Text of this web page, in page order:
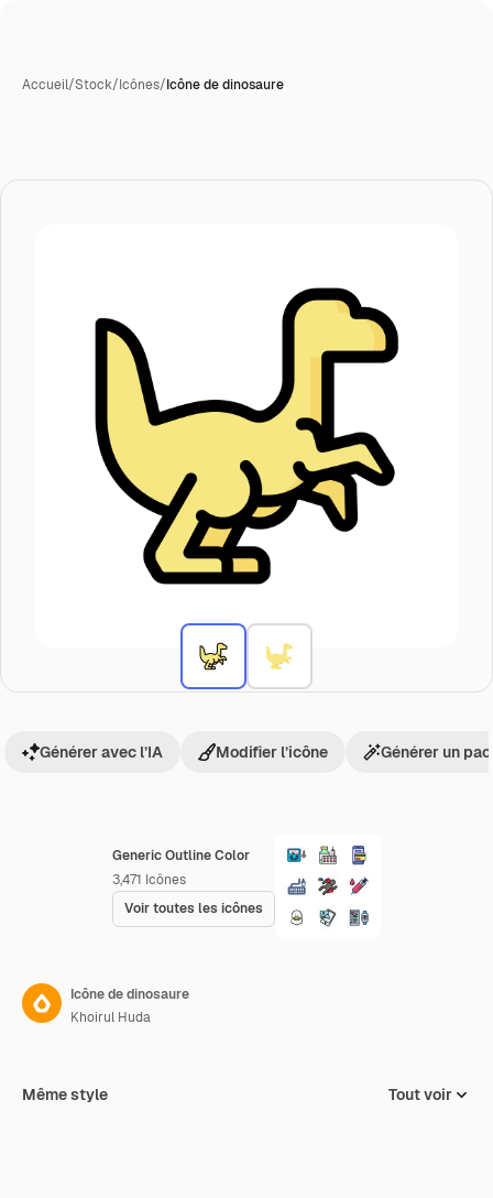
Accueil/Stock/Icônes/Icône de dinosaure
Generic Outline Color
3,471 Icônes
Voir toutes les icônes
Générer avec l’IA Modifier l’icône Générer un
Icône de dinosaure
Khoirul Huda
Même style Tout voir